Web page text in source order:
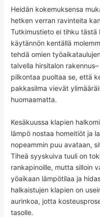
Heidän kokemuksensa
hetken verran ravinteita
Tutkimustieto ei tihku
käytännön kentällä
tehdä omien
talvella hirsitalon
pilkontaa puoltaa se, että
pakkasilma vievät
huomaamatta.
Kesäkuussa klapien
lämpö nostaa homeitiöt ja
nopeammin puu avataan,
Tiheä syyskuiva tuuli on
rankapinoille, mutta silloin
yöaikaan lämpötilaa ja
halkaistujen klapien on
aurinkoa, jotta
tasolle.